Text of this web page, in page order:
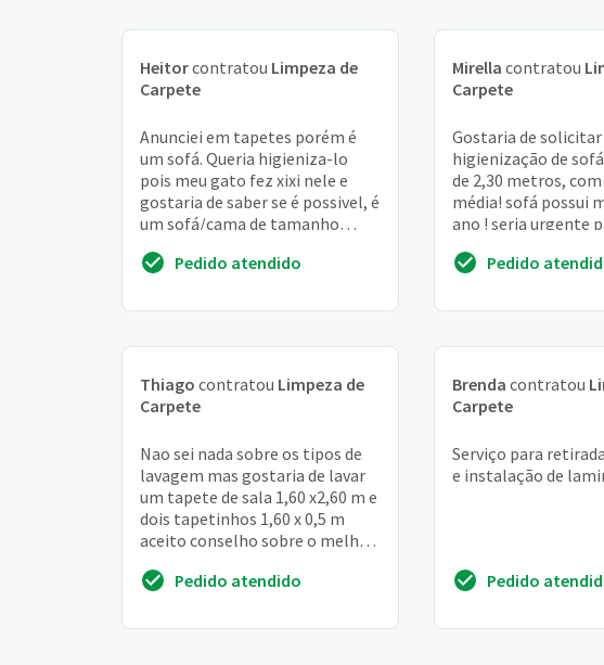
Heitorcontratou Limpeza de
Carpete
Anunciei em tapetes porém é
um sofá. Queria higieniza-lo
pois meu gato fez xixi nele e
gostaria de saber se é possivel, é
um sofá/cama de tamanho
"pano com ...
Pedido atendido
Mirella contratou
Carpete
Gostaria de solicitar
higienização de
de 2,30 metros,
média! sofá possui
ano ! seria urgente
Pedido
Thiago contratou Limpeza de
Carpete
Nao sei nada sobre os tipos de
lavagem mas gostaria de lavar
um tapete de sala 1,60 x2,60 m e
dois tapetinhos 1,60 x 0,5 m
aceito conselho sobre o melhor
Pedido atendido
Brenda contratou
Carpete
Serviço para
e instalação de
Pedido